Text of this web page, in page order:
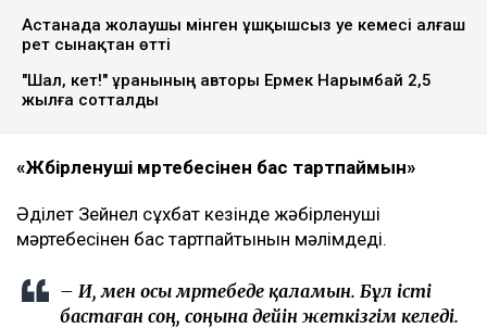
Астанада жолаушы мінген ұшқышсыз әуе кемесі алғаш
рет сынақтан өтті
"Шал, кет!" ұранының авторы Ермек Нарымбай 2,5
жылға сотталды
«Жәбірленуші мәртебесінен бас тартпаймын»
Әділет Зейнел сұхбат кезінде жәбірленуші
мәртебесінен бас тартпайтынын мәлімдеді.
– Иә, мен осы мәртебеде қаламын. Бұл істі
бастаған соң, соңына дейін жеткізгім келеді.